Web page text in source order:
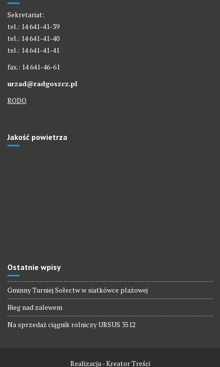
Sekretariat:
tel.: 14 641-41-39
tel.: 14 641-41-40
tel.: 14 641-41-41
fax.: 14 641-46-61
urzad@radgoszcz.pl
RODO
Jakość powietrza
Ostatnie wpisy
Gminny Turniej Sołectw w siatkówce plażowej
Bieg nad zalewem
Na sprzedaż ciągnik rolniczy URSUS 3512
Realizacja - Kreator Treści